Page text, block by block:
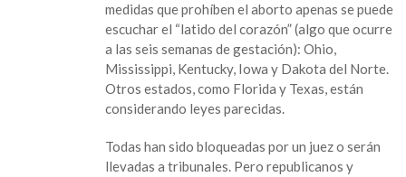
medidas que prohíben el aborto apenas se puede
escuchar el “latido del corazón” (algo que ocurre
a las seis semanas de gestación): Ohio,
Mississippi, Kentucky, Iowa y Dakota del Norte.
Otros estados, como Florida y Texas, están
considerando leyes parecidas.
Todas han sido bloqueadas por un juez o serán
llevadas a tribunales. Pero republicanos y